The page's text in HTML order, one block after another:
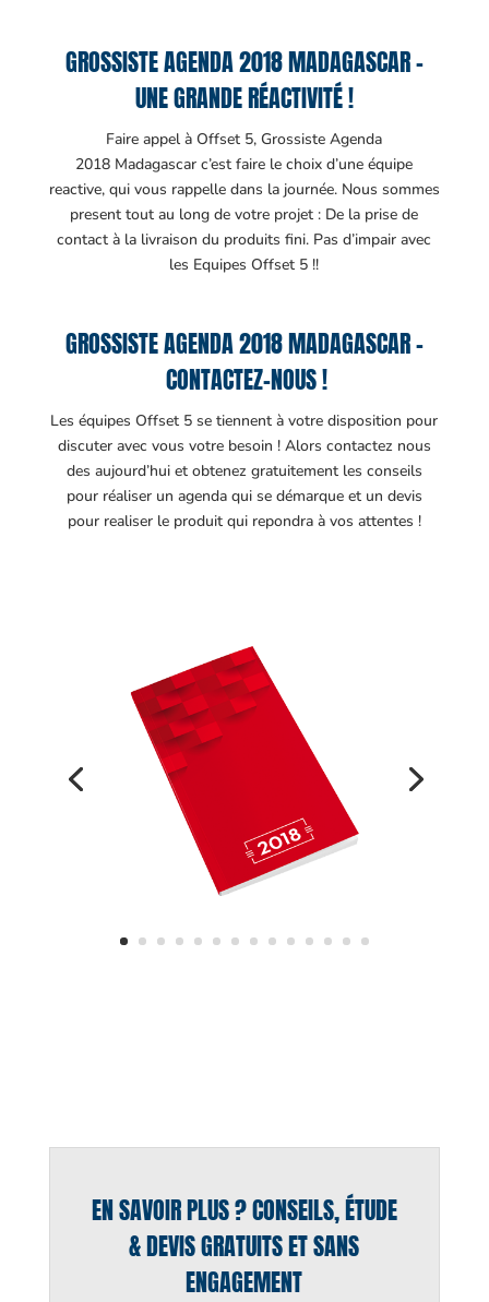
GROSSISTE AGENDA 2018 MADAGASCAR –
UNE GRANDE RÉACTIVITÉ !
Faire appel à Offset 5, Grossiste Agenda
2018 Madagascar c’est faire le choix d’une équipe
reactive, qui vous rappelle dans la journée. Nous sommes
present tout au long de votre projet : De la prise de
contact à la livraison du produits fini. Pas d’impair avec
les Equipes Offset 5 !!
GROSSISTE AGENDA 2018 MADAGASCAR –
CONTACTEZ-NOUS !
Les équipes Offset 5 se tiennent à votre disposition pour
discuter avec vous votre besoin ! Alors contactez nous
des aujourd’hui et obtenez gratuitement les conseils
pour réaliser un agenda qui se démarque et un devis
pour realiser le produit qui repondra à vos attentes !
EN SAVOIR PLUS ? CONSEILS, ÉTUDE
& DEVIS GRATUITS ET SANS
ENGAGEMENT